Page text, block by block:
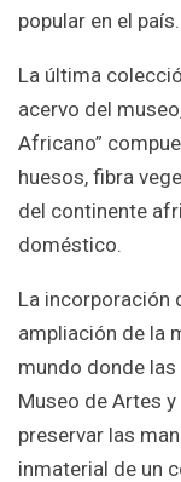
popular en el país.
La última
acervo del
Africano”
huesos, fibra
del continente
doméstico.
La incorporación
ampliación de la
mundo donde
Museo de Artes
preservar las
inmaterial de un